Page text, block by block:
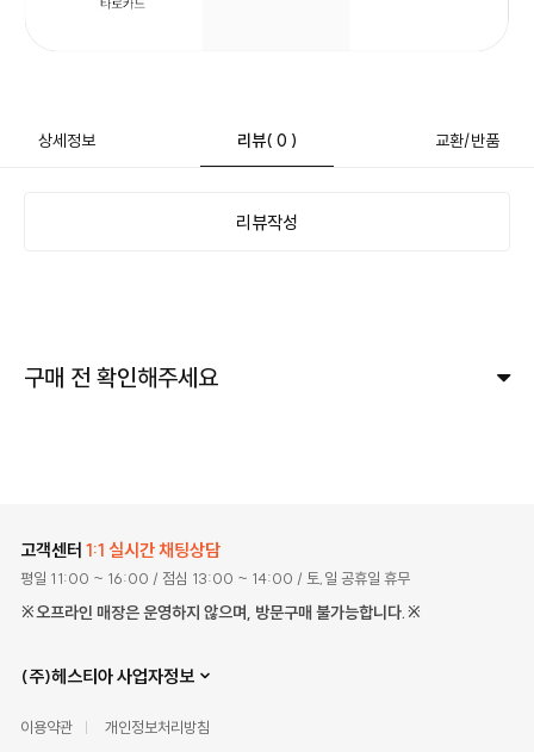
상세정보 리뷰( 0 ) 교환/반품
리뷰작성
구매 전 확인해주세요
고객센터 1:1 실시간 채팅상담
평일 11:00 ~ 16:00 / 점심 13:00 ~ 14:00 / 토,일 공휴일 휴무
※오프라인 매장은 운영하지 않으며, 방문구매 불가능합니다.※
(주)헤스티아 사업자정보
이용약관 개인정보처리방침